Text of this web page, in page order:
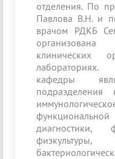
отделения. По
Павлова В.Н. и
врачом РДКБ
клинических
кафедры
диагностики,